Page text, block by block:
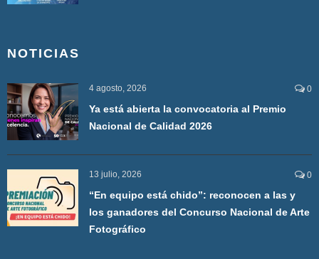
NOTICIAS
4 agosto, 2026 0
Ya está abierta la convocatoria al Premio
Nacional de Calidad 2026
13 julio, 2026 0
“En equipo está chido”: reconocen a las y
los ganadores del Concurso Nacional de Arte
Fotográfico